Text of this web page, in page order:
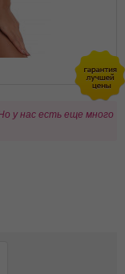
у нас есть еще много